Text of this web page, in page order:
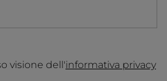
visione dell'informativa privacy